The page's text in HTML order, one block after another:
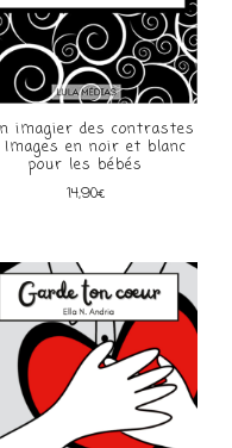
imagier des contrastes
en noir et blanc
pour les bébés
14,90€